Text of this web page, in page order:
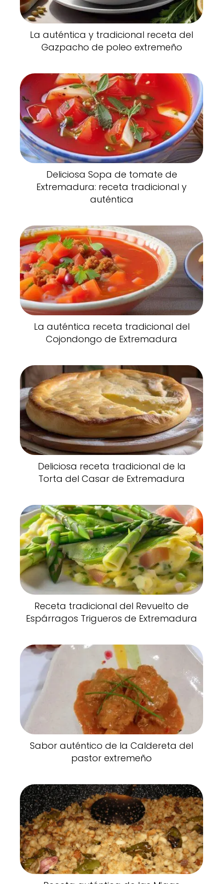
La auténtica y tradicional receta del
Gazpacho de poleo extremeño
Deliciosa Sopa de tomate de
Extremadura: receta tradicional y
auténtica
La auténtica receta tradicional del
Cojondongo de Extremadura
Deliciosa receta tradicional de la
Torta del Casar de Extremadura
Receta tradicional del Revuelto de
Espárragos Trigueros de Extremadura
Sabor auténtico de la Caldereta del
pastor extremeño